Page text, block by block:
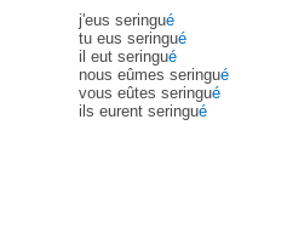
j'eus seringué
tu eus seringué
il eut seringué
nous eûmes seringué
vous eûtes seringué
ils eurent seringué